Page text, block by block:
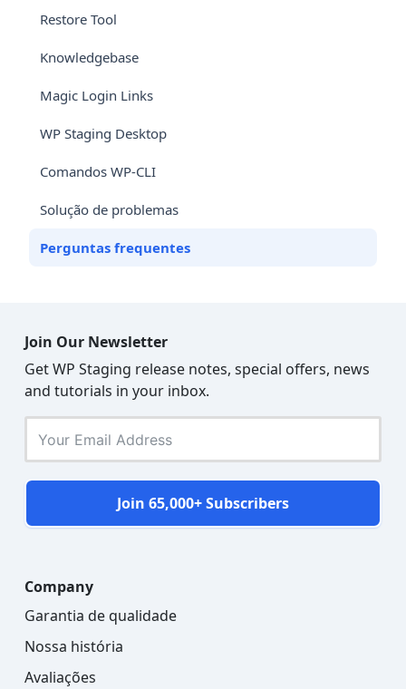
Restore Tool
Knowledgebase
Magic Login Links
WP Staging Desktop
Comandos WP-CLI
Solução de problemas
Perguntas frequentes
Join Our Newsletter
Get WP Staging release notes, special offers, news
and tutorials in your inbox.
Join 65,000+ Subscribers
Company
Garantia de qualidade
Nossa história
Avaliações